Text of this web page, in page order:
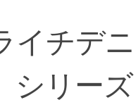
イチデ
シリー